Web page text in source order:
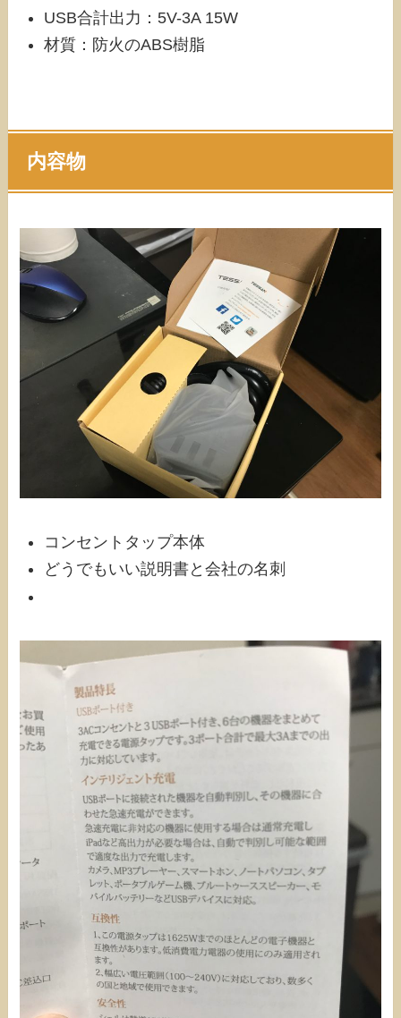
USB合計出力：5V-3A 15W
材質：防火のABS樹脂
内容物
コンセントタップ本体
どうでもいい説明書と会社の名刺